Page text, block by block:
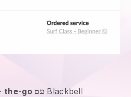
קבל תשלום ב- the-go עם Blackbell